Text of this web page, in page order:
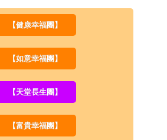
【健康幸福團】
【如意幸福團】
【天堂長生團】
【富貴幸福團】